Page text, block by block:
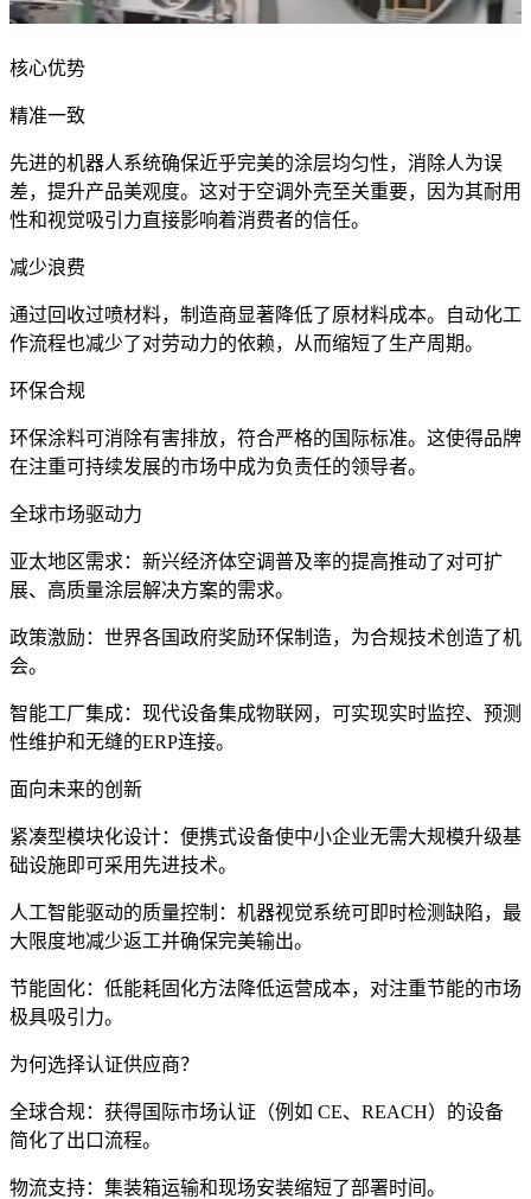
核心优势
精准一致
先进的机器人系统确保近乎完美的涂层均匀性，消除人为误
差，提升产品美观度。这对于空调外壳至关重要，因为其耐用
性和视觉吸引力直接影响着消费者的信任。
减少浪费
通过回收过喷材料，制造商显著降低了原材料成本。自动化工
作流程也减少了对劳动力的依赖，从而缩短了生产周期。
环保合规
环保涂料可消除有害排放，符合严格的国际标准。这使得品牌
在注重可持续发展的市场中成为负责任的领导者。
全球市场驱动力
亚太地区需求：新兴经济体空调普及率的提高推动了对可扩
展、高质量涂层解决方案的需求。
政策激励：世界各国政府奖励环保制造，为合规技术创造了机
会。
智能工厂集成：现代设备集成物联网，可实现实时监控、预测
性维护和无缝的ERP连接。
面向未来的创新
紧凑型模块化设计：便携式设备使中小企业无需大规模升级基
础设施即可采用先进技术。
人工智能驱动的质量控制：机器视觉系统可即时检测缺陷，最
大限度地减少返工并确保完美输出。
节能固化：低能耗固化方法降低运营成本，对注重节能的市场
极具吸引力。
为何选择认证供应商？
全球合规：获得国际市场认证（例如 CE、REACH）的设备
简化了出口流程。
物流支持：集装箱运输和现场安装缩短了部署时间。